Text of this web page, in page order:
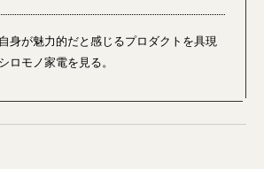
身が魅力的だと感じるプロダクトを具現
ロモノ家電を見る。